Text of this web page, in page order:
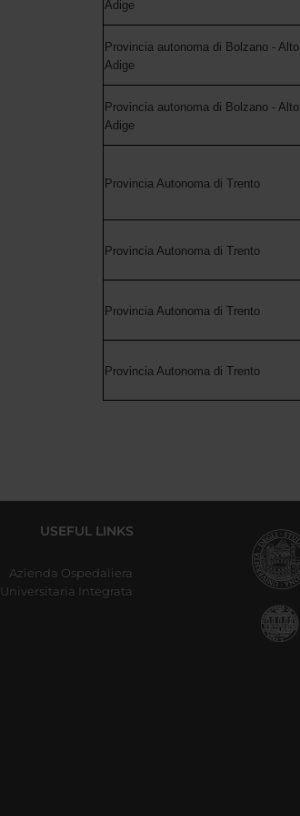
Adige
Provincia autonoma di Bolzano - Alto
Adige
Provincia autonoma di Bolzano - Alto
Adige
Provincia Autonoma di Trento
Provincia Autonoma di Trento
Provincia Autonoma di Trento
Provincia Autonoma di Trento
USEFUL LINKS
Azienda Ospedaliera
Universitaria Integrata